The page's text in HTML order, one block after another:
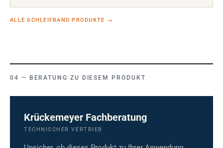
ALLE SCHLEIFBAND PRODUKTE →
BERATUNG ZU DIESEM PRODUKT
Krückemeyer Fachberatung
TECHNISCHER VERTRIEB